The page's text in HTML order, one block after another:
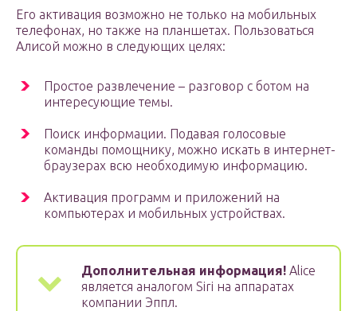
Его активация возможно не только на мобильных
телефонах, но также на планшетах. Пользоваться
Алисой можно в следующих целях:
Простое развлечение – разговор с ботом на
интересующие темы.
Поиск информации. Подавая голосовые
команды помощнику, можно искать в интернет-
браузерах всю необходимую информацию.
Активация программ и приложений на
компьютерах и мобильных устройствах.
Дополнительная информация! Alice
является аналогом Siri на аппаратах
компании Эппл.